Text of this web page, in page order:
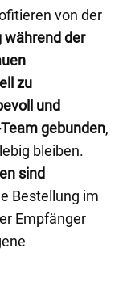
von der
während der
zu
und
gebunden,
bleiben.
sind
Bestellung im
Empfänger